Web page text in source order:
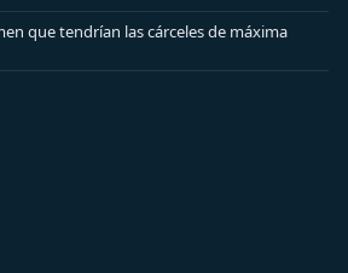
que tendrían las cárceles de máxima